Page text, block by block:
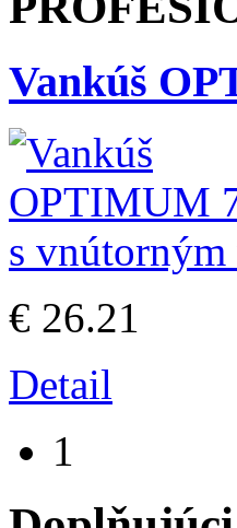
Vankúš
€ 26.21
Detail
1